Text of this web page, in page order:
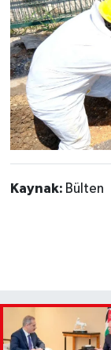
Kaynak: Bülten